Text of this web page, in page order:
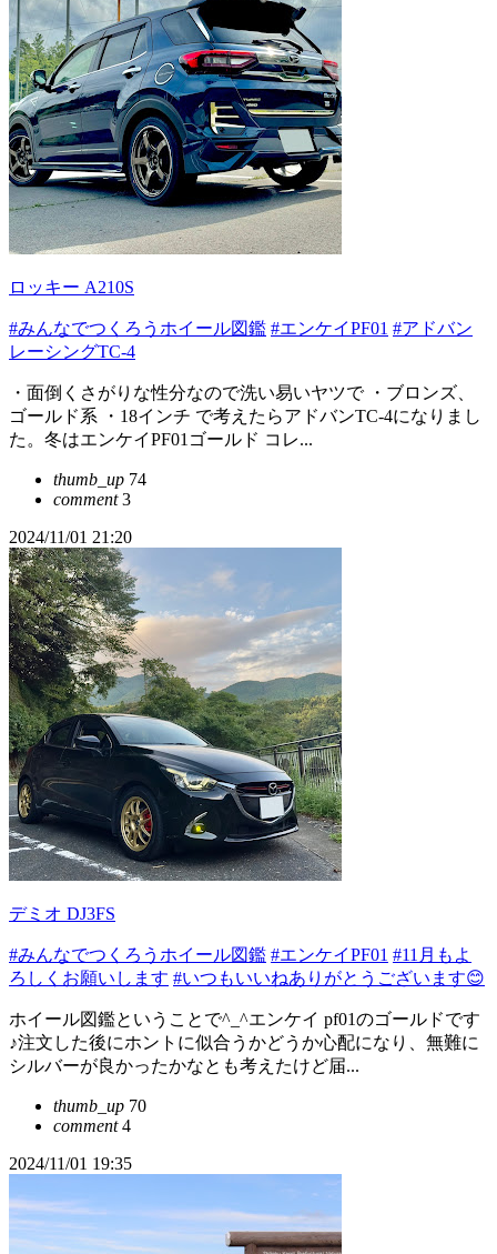
ロッキー A210S
#みんなでつくろうホイール図鑑 #エンケイPF01 #アドバン
レーシングTC-4
・面倒くさがりな性分なので洗い易いヤツで ・ブロンズ、
ゴールド系 ・18インチ で考えたらアドバンTC-4になりまし
た。冬はエンケイPF01ゴールド コレ...
thumb_up 74
comment3
2024/11/01 21:20
デミオ DJ3FS
#みんなでつくろうホイール図鑑 #エンケイPF01 #11月もよ
ろしくお願いします #いつもいいねありがとうございます😊
ホイール図鑑ということで^_^エンケイ pf01のゴールドです
♪注文した後にホントに似合うかどうか心配になり、無難に
シルバーが良かったかなとも考えたけど届...
thumb_up 70
comment4
2024/11/01 19:35